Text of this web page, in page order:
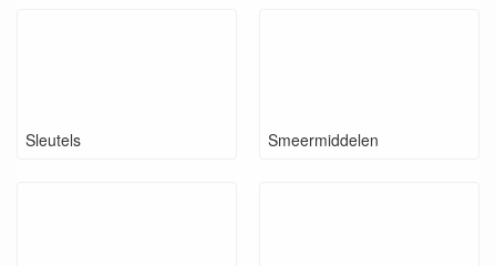
Sleutels Smeermiddelen